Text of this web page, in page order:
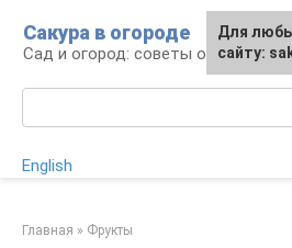
контенту
Сакура в огороде
Сад и огород: советы
English
Главная » Фрукты
Для
сайту: